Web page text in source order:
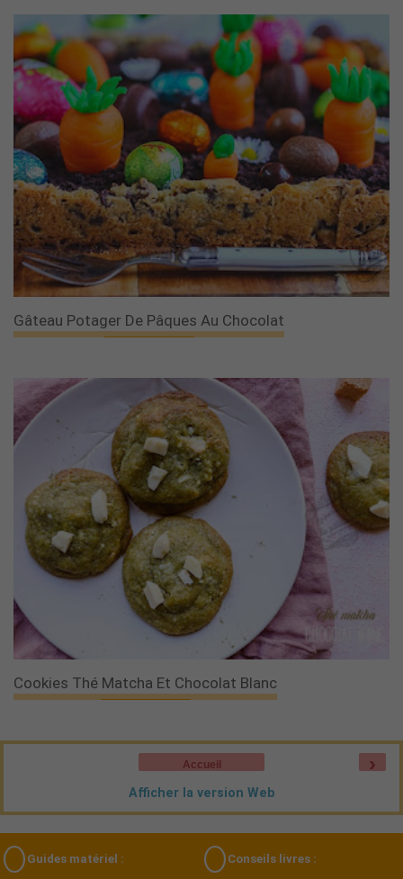
Gâteau Potager De Pâques Au Chocolat
Cookies Thé Matcha Et Chocolat Blanc
›
Accueil
Afficher la version Web
Guides matériel : Conseils livres :